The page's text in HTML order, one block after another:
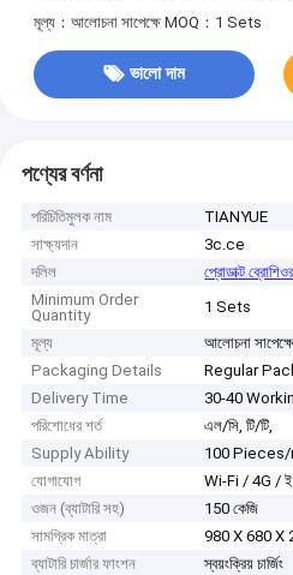
মূল্য：আলোচনা সাপেক্ষে MOQ：1 Sets
ভালো দাম
পণ্যের বর্ণনা
পরিচিতিমুলক নাম
TIANYUE
সাক্ষ্যদান
3c.ce
দলিল
প্রোডাক্ট
Minimum Order
Quantity
1 Sets
মূল্য
আলোচনা সাপেক্ষে
Packaging Details
Regular
Delivery Time
30-40
পরিশোধের শর্ত
এল/সি, টি/টি,
Supply Ability
100
যোগাযোগ
Wi-Fi / 4G /
ওজন (ব্যাটারি সহ)
150 কেজি
সামগ্রিক মাত্রা
980 X 680 X
ব্যাটারি চার্জার ফাংশন
স্বয়ংক্রিয় চার্জিং